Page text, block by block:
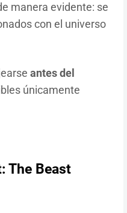
manera evidente: se
con el universo
antes del
únicamente
The Beast